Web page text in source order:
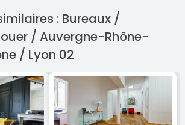
: Bureaux /
/ Auvergne-Rhône-
/ Lyon 02